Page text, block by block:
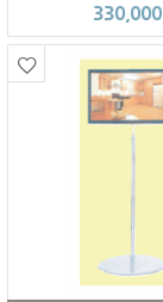
330,000